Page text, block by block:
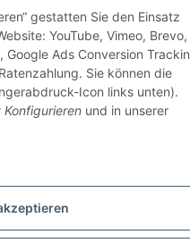
gestatten Sie den Einsatz
YouTube, Vimeo, Brevo,
Google Ads Conversion
Sie können die
Icon links unten).
Konfigurieren und in unserer